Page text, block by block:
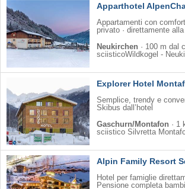
Apparthotel
Appartamenti con
privato · direttamente
Neukirchen · 100 m dal
sciisticoWildkogel -
Explorer Hotel
Semplice, trendy e
Skibus dall’hotel
Gaschurn/Montafon · 1
sciistico Silvretta
Alpin Family Resort
Hotel per famiglie
Pensione completa